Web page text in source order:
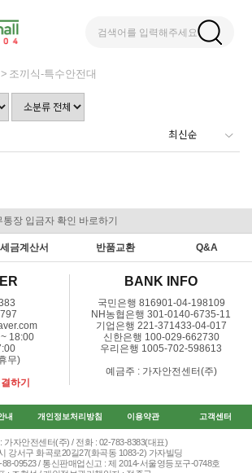
검색어를 입력해주세요
조끼식-특수안전대
통장 입금자 확인 바로하기
세금계산서 반품교환 Q&A
18:00
무)
하기
BANK INFO
국민은행 816901-04-198109
NH농협은행 301-0140-6735-11
기업은행 221-371433-04-017
신한은행 100-029-662730
우리은행 1005-702-598613
예금주 : 가자안전센터(주)
내 개인정보처리방침 이용약관 고객센터
가자안전센터(주) / 전화 : 02-783-8383(대표)
강서구 화곡로20길27(화곡동 1083-2) 가자빌딩
09523 / 통신판매업신고 : 제 2014-서울영등포구-0748호